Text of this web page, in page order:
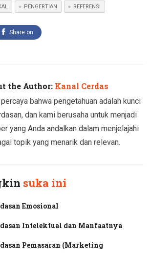
PENGERTIAN REFERENSI
Share on
the Author: Kanal Cerdas
bahwa pengetahuan adalah kunci
dan kami berusaha untuk menjadi
yang Anda andalkan dalam menjelajahi
topik yang menarik dan relevan.
suka ini
Emosional
Intelektual dan Manfaatnya
Pemasaran (Marketing